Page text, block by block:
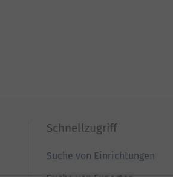
Schnellzugriff
Suche von Einrichtungen
Suche von Experten